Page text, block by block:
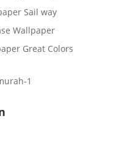
Sail way
Wallpaper
Great Colors